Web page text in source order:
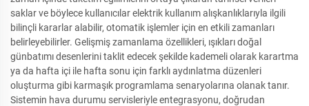
saklar ve böylece kullanıcılar elektrik kullanım alışkanlıklarıyla ilgili
bilinçli kararlar alabilir, otomatik işlemler için en etkili zamanları
belirleyebilirler. Gelişmiş zamanlama özellikleri, ışıkları doğal
günbatımı desenlerini taklit edecek şekilde kademeli olarak karartma
ya da hafta içi ile hafta sonu için farklı aydınlatma düzenleri
oluşturma gibi karmaşık programlama senaryolarına olanak tanır.
Sistemin hava durumu servisleriyle entegrasyonu, doğrudan